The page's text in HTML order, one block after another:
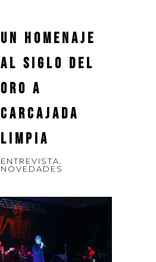
Un homenaje
al Siglo del
Oro a
carcajada
limpia
ENTREVISTA,
NOVEDADES